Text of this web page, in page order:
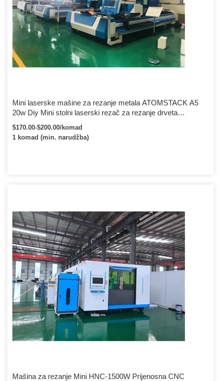
Mini laserske mašine za rezanje metala ATOMSTACK A5
20w Diy Mini stolni laserski rezač za rezanje drveta
Prenosne mašine za lasersko graviranje metala
$170.00-$200.00/komad
1 komad (min. narudžba)
Mašina za rezanje Mini HNC-1500W Prijenosna CNC